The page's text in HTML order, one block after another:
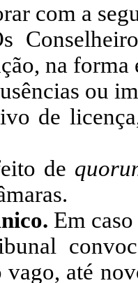
com a
na
ou
de
de
Em
vago, até